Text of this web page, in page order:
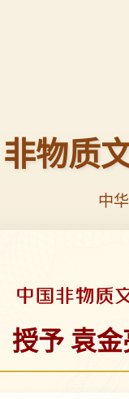
非物质
中
授予 袁金